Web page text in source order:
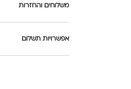
משלוחים והחזרות
אפשרויות תשלום